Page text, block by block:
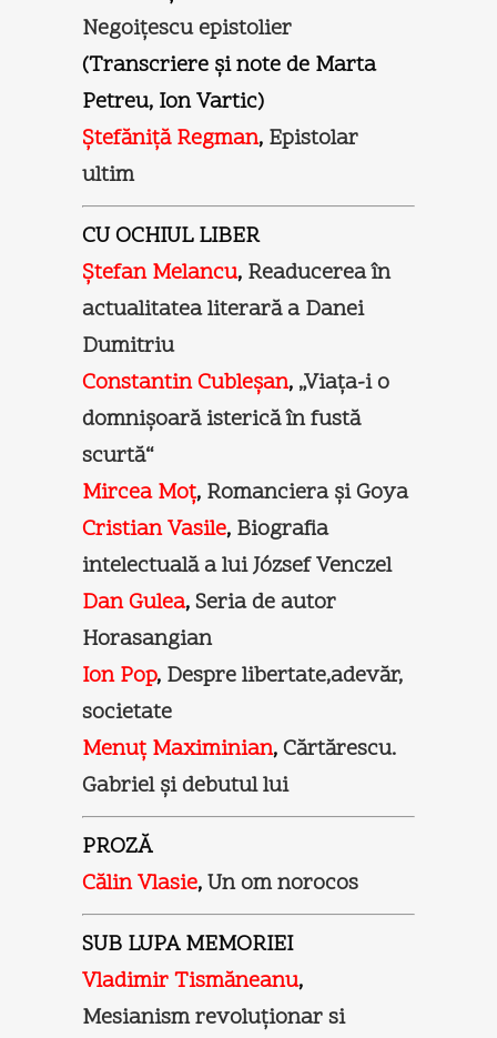
Negoiţescu epistolier
(Transcriere şi note de Marta
Petreu, Ion Vartic)
Ştefăniţă Regman, Epistolar
ultim
CU OCHIUL LIBER
Ştefan Melancu, Readucerea în
actualitatea literară a Danei
Dumitriu
Constantin Cubleşan, „Viaţa-i o
domnişoară isterică în fustă
scurtă“
Mircea Moţ, Romanciera şi Goya
Cristian Vasile, Biografia
intelectuală a lui József Venczel
Dan Gulea,Seria de autor
Horasangian
Ion Pop, Despre libertate,adevăr,
societate
Menuţ Maximinian, Cărtărescu.
Gabriel şi debutul lui
PROZĂ
Călin Vlasie,Un om norocos
SUB LUPA MEMORIEI
Vladimir Tismăneanu,
Mesianism revoluţionar si